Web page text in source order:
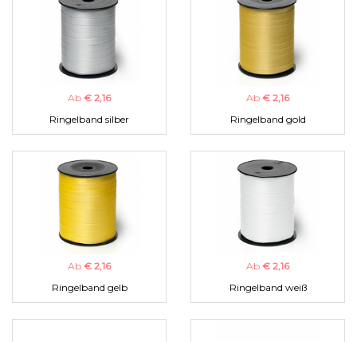
Ab € 2,16
Ringelband silber
Ab € 2,16
Ringelband gold
Ab € 2,16
Ringelband gelb
Ab € 2,16
Ringelband weiß